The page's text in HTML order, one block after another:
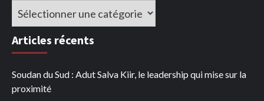
Catégories
Articles récents
Soudan du Sud : Adut Salva Kiir, le leadership qui mise sur la
proximité